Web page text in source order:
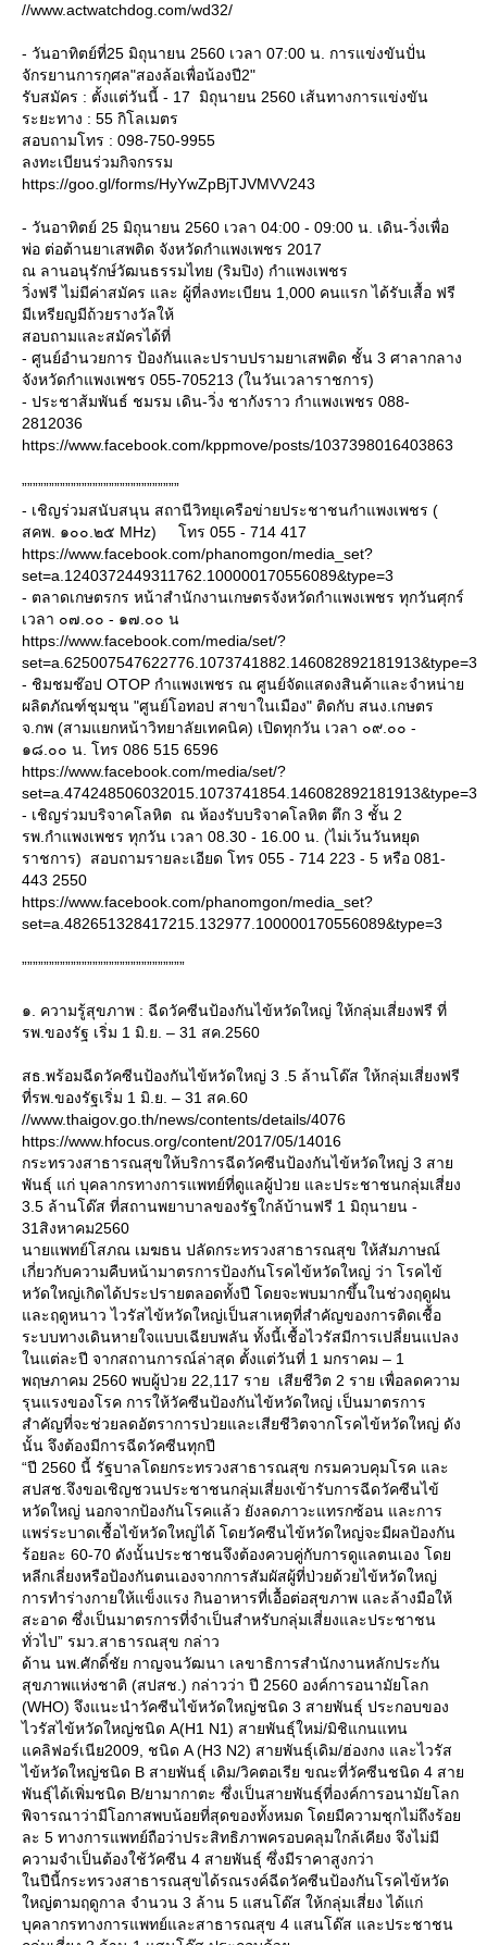
//www.actwatchdog.com/wd32/
- วันอาทิตย์ที่25 มิถุนายน 2560 เวลา 07:00 น. การแข่งขันปั่น
จักรยานการกุศล"สองล้อเพื่อน้องปี2"
รับสมัคร : ตั้งแต่วันนี้ - 17 มิถุนายน 2560 เส้นทางการแข่งขัน
ระยะทาง : 55 กิโลเมตร
สอบถามโทร : 098-750-9955
ลงทะเบียนร่วมกิจกรรม
https://goo.gl/forms/HyYwZpBjTJVMVV243
- วันอาทิตย์ 25 มิถุนายน 2560 เวลา 04:00 - 09:00 น. เดิน-วิ่งเพื่อ
พ่อ ต่อต้านยาเสพติด จังหวัดกำแพงเพชร 2017
ณ ลานอนุรักษ์วัฒนธรรมไทย (ริมปิง) กำแพงเพชร
วิ่งฟรี ไม่มีค่าสมัคร และ ผู้ที่ลงทะเบียน 1,000 คนแรก ได้รับเสื้อ ฟรี
มีเหรียญมีถ้วยรางวัลให้
สอบถามและสมัครได้ที่
- ศูนย์อำนวยการ ป้องกันและปราบปรามยาเสพติด ชั้น 3 ศาลากลาง
จังหวัดกำแพงเพชร 055-705213 (ในวันเวลาราชการ)
- ประชาส้มพันธ์ ชมรม เดิน-วิ่ง ชากังราว กำแพงเพชร 088-
2812036
https://www.facebook.com/kppmove/posts/1037398016403863
”””””””””””””””””””””””””””””
- เชิญร่วมสนับสนุน สถานีวิทยุเครือข่ายประชาชนกำแพงเพชร (
สคพ. ๑๐๐.๒๕ MHz) โทร 055 - 714 417
https://www.facebook.com/phanomgon/media_set?
set=a.1240372449311762.100000170556089&type=3
- ตลาดเกษตรกร หน้าสำนักงานเกษตรจังหวัดกำแพงเพชร ทุกวันศุกร์
เวลา ๐๗.๐๐ - ๑๗.๐๐ น
https://www.facebook.com/media/set/?
set=a.625007547622776.1073741882.146082892181913&type=3
- ชิมชมช๊อป OTOP กำแพงเพชร ณ ศูนย์จัดแสดงสินค้าและจำหน่า
ผลิตภัณฑ์ชุมชุน "ศูนย์โอทอป สาขาในเมือง" ติดกับ สนง.เกษตร
จ.กพ (สามแยกหน้าวิทยาลัยเทคนิค) เปิดทุกวัน เวลา ๐๙.๐๐ -
๑๘.๐๐ น. โทร 086 515 6596
https://www.facebook.com/media/set/?
set=a.474248506032015.1073741854.146082892181913&type=3
- เชิญร่วมบริจาคโลหิต ณ ห้องรับบริจาคโลหิต ตึก 3 ชั้น 2
รพ.กำแพงเพชร ทุกวัน เวลา 08.30 - 16.00 น. (ไม่เว้นวันหยุด
ราชการ) สอบถามรายละเอียด โทร 055 - 714 223 - 5 หรือ 081-
443 2550
https://www.facebook.com/phanomgon/media_set?
set=a.482651328417215.132977.100000170556089&type=3
””””””””””””””””””””””””””””””
๑. ความรู้สุขภาพ : ฉีดวัคซีนป้องกันไข้หวัดใหญ่ ให้กลุ่มเสี่ยงฟรี ที่
รพ.ของรัฐ เริ่ม 1 มิ.ย. – 31 สค.2560
สธ.พร้อมฉีดวัคซีนป้องกันไข้หวัดใหญ่ 3 .5 ล้านโด๊ส ให้กลุ่มเสี่ยงฟรี
ที่รพ.ของรัฐเริ่ม 1 มิ.ย. – 31 สค.60
//www.thaigov.go.th/news/contents/details/4076
https://www.hfocus.org/content/2017/05/14016
กระทรวงสาธารณสุขให้บริการฉีดวัคซีนป้องกันไข้หวัดใหญ่ 3 สา
พันธุ์ แก่ บุคลากรทางการแพทย์ที่ดูแลผู้ป่วย และประชาชนกลุ่มเสี่ยง
3.5 ล้านโด๊ส ที่สถานพยาบาลของรัฐใกล้บ้านฟรี 1 มิถุนายน -
31สิงหาคม2560
นายแพทย์โสภณ เมฆธน ปลัดกระทรวงสาธารณสุข ให้สัมภาษณ์
เกี่ยวกับความคืบหน้ามาตรการป้องกันโรคไข้หวัดใหญ่ ว่า โรคไข้
หวัดใหญ่เกิดได้ประปรายตลอดทั้งปี โดยจะพบมากขึ้นในช่วงฤดูฝน
ละฤดูหนาว ไวรัสไข้หวัดใหญ่เป็นสาเหตุที่สำคัญของการติดเชื้อ
ระบบทางเดินหายใจแบบเฉียบพลัน ทั้งนี้เชื้อไวรัสมีการเปลี่ยนแปลง
นแต่ละปี จากสถานการณ์ล่าสุด ตั้งแต่วันที่ 1 มกราคม – 1
พฤษภาคม 2560 พบผู้ป่วย 22,117 ราย เสียชีวิต 2 ราย เพื่อลดความ
รุนแรงของโรค การให้วัคซีนป้องกันไข้หวัดใหญ่ เป็นมาตรการ
สำคัญที่จะช่วยลดอัตราการป่วยและเสียชีวิตจากโรคไข้หวัดใหญ่ ดัง
นั้น จึงต้องมีการฉีดวัคซีนทุกปี
“ปี 2560 นี้ รัฐบาลโดยกระทรวงสาธารณสุข กรมควบคุมโรค และ
สปสช.จึงขอเชิญชวนประชาชนกลุ่มเสี่ยงเข้ารับการฉีดวัคซีนไข้
หวัดใหญ่ นอกจากป้องกันโรคแล้ว ยังลดภาวะแทรกซ้อน และการ
พร่ระบาดเชื้อไข้หวัดใหญ่ได้ โดยวัคซีนไข้หวัดใหญ่จะมีผลป้องกัน
ร้อยละ 60-70 ดังนั้นประชาชนจึงต้องควบคู่กับการดูแลตนเอง โด
หลีกเลี่ยงหรือป้องกันตนเองจากการสัมผัสผู้ที่ป่วยด้วยไข้หวัดใหญ่
การทำร่างกายให้แข็งแรง กินอาหารที่เอื้อต่อสุขภาพ และล้างมือให้
สะอาด ซึ่งเป็นมาตรการที่จำเป็นสำหรับกลุ่มเสี่ยงและประชาชน
ทั่วไป” รมว.สาธารณสุข กล่าว
ด้าน นพ.ศักดิ์ชัย กาญจนวัฒนา เลขาธิการสำนักงานหลักประกัน
สุขภาพแห่งชาติ (สปสช.) กล่าวว่า ปี 2560 องค์การอนามัยโลก
(WHO) จึงแนะนำวัคซีนไข้หวัดใหญ่ชนิด 3 สายพันธุ์ ประกอบของ
ไวรัสไข้หวัดใหญ่ชนิด A(H1 N1) สายพันธุ์ใหม่/มิชิแกนแทน
คลิฟอร์เนีย2009, ชนิด A (H3 N2) สายพันธุ์เดิม/ฮ่องกง และไวรัส
ไข้หวัดใหญ่ชนิด B สายพันธุ์ เดิม/วิคตอเรีย ขณะที่วัคซีนชนิด 4 สา
พันธุ์ได้เพิ่มชนิด B/ยามากาตะ ซึ่งเป็นสายพันธุ์ที่องค์การอนามัยโลก
พิจารณาว่ามีโอกาสพบน้อยที่สุดของทั้งหมด โดยมีความชุกไม่ถึงร้อ
ละ 5 ทางการแพทย์ถือว่าประสิทธิภาพครอบคลุมใกล้เคียง จึงไม่มี
ความจำเป็นต้องใช้วัคซีน 4 สายพันธุ์ ซึ่งมีราคาสูงกว่า
นปีนี้กระทรวงสาธารณสุขได้รณรงค์ฉีดวัคซีนป้องกันโรคไข้หวัด
หญ่ตามฤดูกาล จำนวน 3 ล้าน 5 แสนโด๊ส ให้กลุ่มเสี่ยง ได้แก่
บุคลากรทางการแพทย์และสาธารณสุข 4 แสนโด๊ส และประชาชน